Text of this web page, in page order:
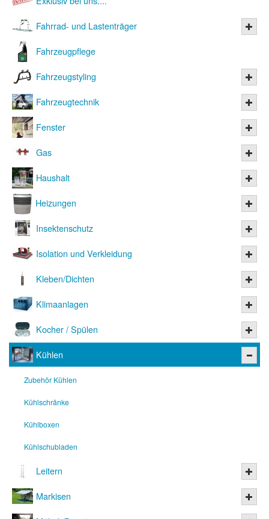
Fahrrad- und Lastenträger
Fahrzeugpflege
Fahrzeugstyling
Fahrzeugtechnik
Fenster
Gas
Haushalt
Heizungen
Insektenschutz
Isolation und Verkleidung
Kleben/Dichten
Klimaanlagen
Kocher / Spülen
Kühlen
Zubehör Kühlen
Kühlschränke
Kühlboxen
Kühlschubladen
Leitern
Markisen